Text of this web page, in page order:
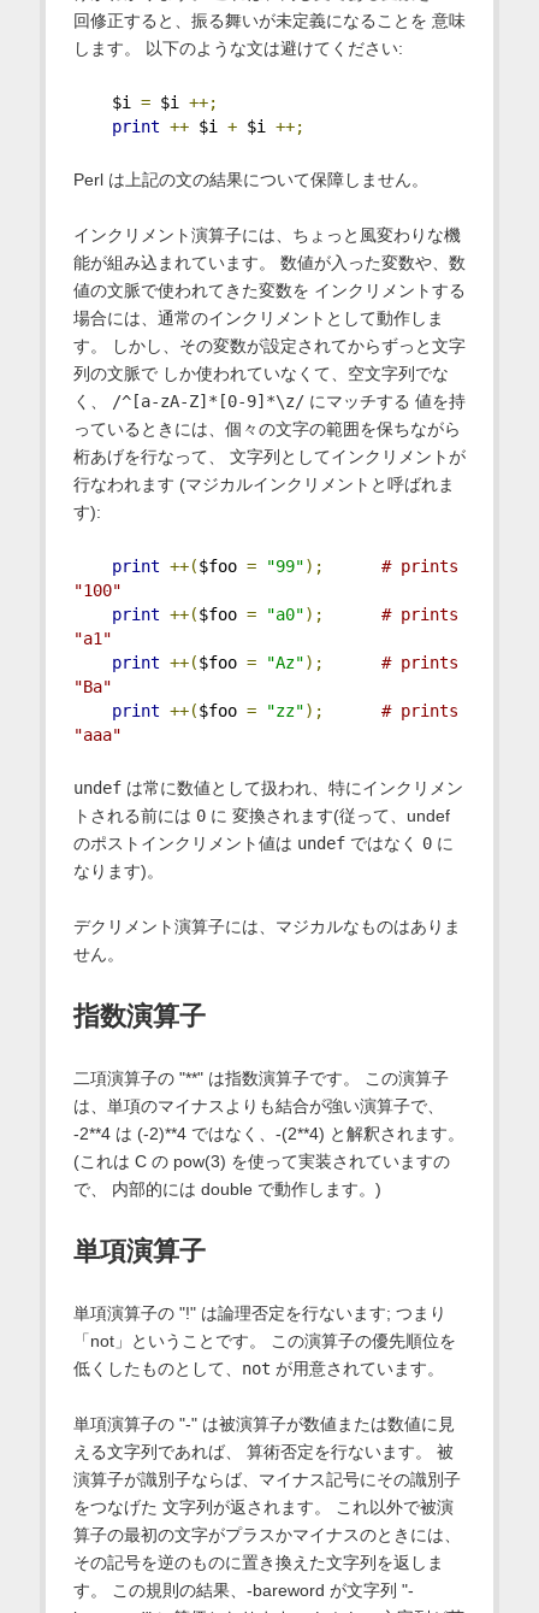
回修正すると、振る舞いが未定義になることを 意味
します。 以下のような文は避けてください:
$i = $i ++;
print ++ $i + $i ++;
Perl は上記の文の結果について保障しません。
インクリメント演算子には、ちょっと風変わりな機
能が組み込まれています。 数値が入った変数や、数
値の文脈で使われてきた変数を インクリメントする
場合には、通常のインクリメントとして動作しま
す。 しかし、その変数が設定されてからずっと文字
列の文脈で しか使われていなくて、空文字列でな
く、
/^[a-zA-Z]*[0-9]*\z/にマッチする 値を持
っているときには、個々の文字の範囲を保ちながら
桁あげを行なって、 文字列としてインクリメントが
行なわれます (マジカルインクリメントと呼ばれま
す):
print ++($foo = "99");
# prints
"100"
print ++($foo = "a0");
# prints
"a1"
print ++($foo = "Az");
# prints
"Ba"
print ++($foo = "zz");
# prints
"aaa"
undefは常に数値として扱われ、特にインクリメン
トされる前には 0に 変換されます(従って、undef
のポストインクリメント値は undefではなく 0に
なります)。
デクリメント演算子には、マジカルなものはありま
せん。
指数演算子
二項演算子の "**" は指数演算子です。 この演算子
は、単項のマイナスよりも結合が強い演算子で、
-2**4 は (-2)**4 ではなく、-(2**4) と解釈されます。
(これは C の pow(3) を使って実装されていますの
で、 内部的には double で動作します。)
単項演算子
単項演算子の "!" は論理否定を行ないます; つまり
「not」ということです。 この演算子の優先順位を
低くしたものとして、 not が用意されています。
単項演算子の "-" は被演算子が数値または数値に見
える文字列であれば、 算術否定を行ないます。 被
演算子が識別子ならば、マイナス記号にその識別子
をつなげた 文字列が返されます。 これ以外で被演
算子の最初の文字がプラスかマイナスのときには、
その記号を逆のものに置き換えた文字列を返しま
す。 この規則の結果、-bareword が文字列 "-